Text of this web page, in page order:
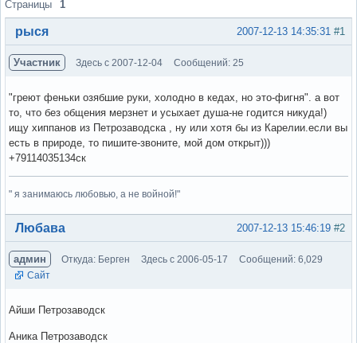
Страницы 1
#1
2007-12-13 14:35:31
рыся
Участник Здесь с 2007-12-04 Сообщений: 25
"греют феньки озябшие руки, холодно в кедах, но это-фигня". а вот
то, что без общения мерзнет и усыхает душа-не годится никуда!)
ищу хиппанов из Петрозаводска , ну или хотя бы из Карелии.если вы
есть в природе, то пишите-звоните, мой дом открыт)))
+79114035134ск
" я занимаюсь любовью, а не войной!"
Вне форума #2
2007-12-13 15:46:19
Любава
админ Откуда: Берген Здесь с 2006-05-17
Сообщений: 6,029
Сайт
Айши Петрозаводск
Аника Петрозаводск